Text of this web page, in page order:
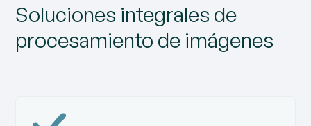
Soluciones integrales de
procesamiento de imágenes